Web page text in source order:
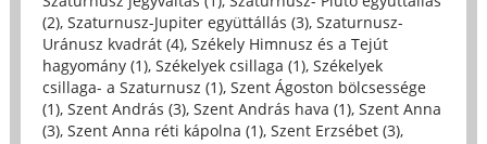
(2), Szaturnusz-Jupiter együttállás (3), Szaturnusz-
Uránusz kvadrát (4), Székely Himnusz és a Tejút
hagyomány (1), Székelyek csillaga (1), Székelyek
csillaga- a Szaturnusz (1), Szent Ágoston bölcsessége
(1), Szent András (3), Szent András hava (1), Szent Anna
(3), Szent Anna réti kápolna (1), Szent Erzsébet (3),